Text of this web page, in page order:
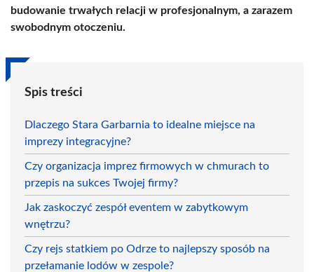
budowanie trwałych relacji w profesjonalnym, a zarazem
swobodnym otoczeniu.
Spis treści
Dlaczego Stara Garbarnia to idealne miejsce na
imprezy integracyjne?
Czy organizacja imprez firmowych w chmurach to
przepis na sukces Twojej firmy?
Jak zaskoczyć zespół eventem w zabytkowym
wnętrzu?
Czy rejs statkiem po Odrze to najlepszy sposób na
przełamanie lodów w zespole?